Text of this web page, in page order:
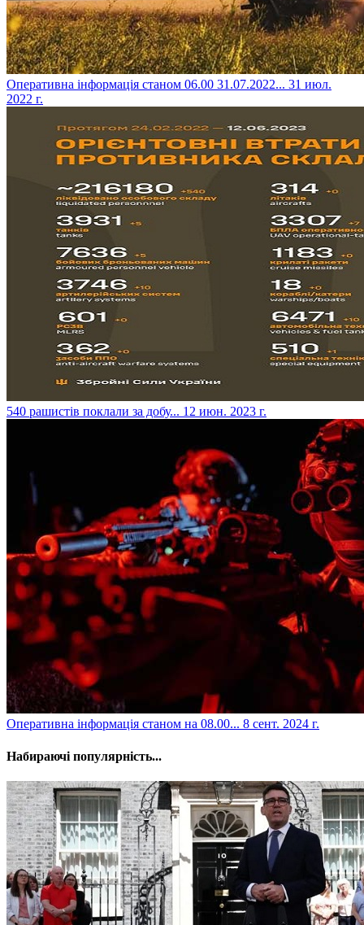
​Оперативна інформація станом 06.00 31.07.2022... 31 июл.
2022 г.
​540 рашистів поклали за добу... 12 июн. 2023 г.
​Оперативна інформація станом на 08.00... 8 сент. 2024 г.
Набираючі популярність...